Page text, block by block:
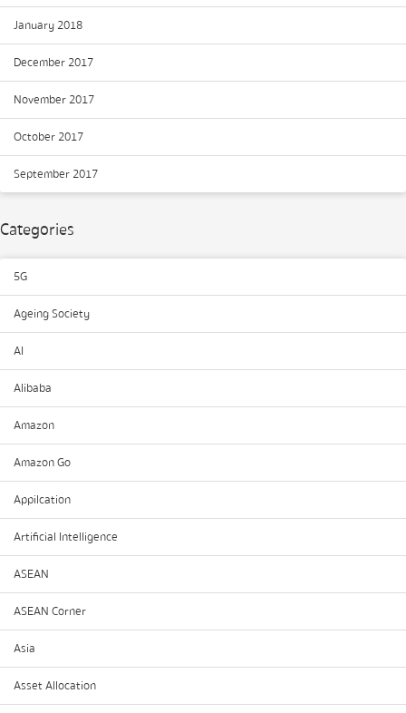
January 2018
December 2017
November 2017
October 2017
September 2017
Categories
5G
Ageing Society
AI
Alibaba
Amazon
Amazon Go
Appilcation
Artificial Intelligence
ASEAN
ASEAN Corner
Asia
Asset Allocation